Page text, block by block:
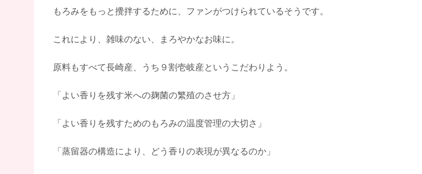
もろみをもっと攪拌するために、ファンがつけられているそうです。
これにより、雑味のない、まろやかなお味に。
原料もすべて長崎産、うち９割壱岐産というこだわりよう。
「よい香りを残す米への麹菌の繁殖のさせ方」
「よい香りを残すためのもろみの温度管理の大切さ」
「蒸留器の構造により、どう香りの表現が異なるのか」